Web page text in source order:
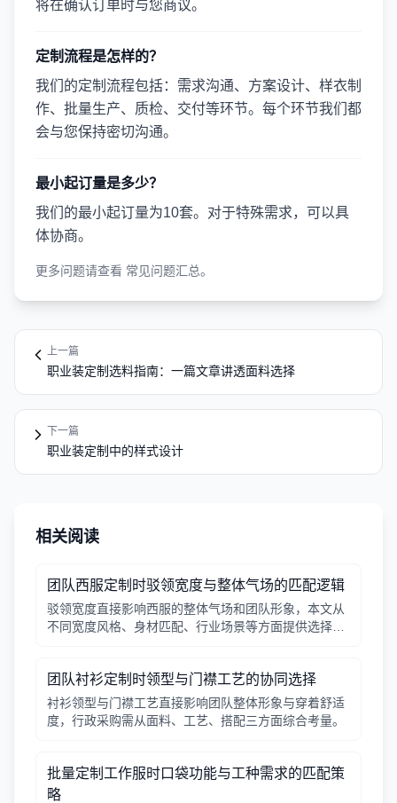
将在确认订单时与您商议。
定制流程是怎样的？
我们的定制流程包括：需求沟通、方案设计、样衣制
作、批量生产、质检、交付等环节。每个环节我们都
会与您保持密切沟通。
最小起订量是多少？
我们的最小起订量为10套。对于特殊需求，可以具
体协商。
更多问题请查看 常见问题汇总。
上一篇
职业装定制选料指南：一篇文章讲透面料选择
下一篇
职业装定制中的样式设计
相关阅读
团队西服定制时驳领宽度与整体气场的匹配逻辑
驳领宽度直接影响西服的整体气场和团队形象，本文从
不同宽度风格、身材匹配、行业场景等方面提供选择逻
团队衬衫定制时领型与门襟工艺的协同选择
衬衫领型与门襟工艺直接影响团队整体形象与穿着舒适
度，行政采购需从面料、工艺、搭配三方面综合考量。
批量定制工作服时口袋功能与工种需求的匹配策
略